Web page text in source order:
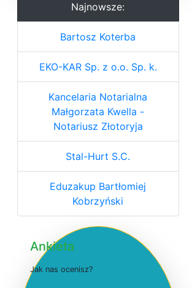
Najnowsze:
Bartosz Koterba
EKO-KAR Sp. z o.o. Sp. k.
Kancelaria Notarialna
Małgorzata Kwella -
Notariusz Złotoryja
Stal-Hurt S.C.
Eduzakup Bartłomiej
Kobrzyński
Ankieta
Jak nas ocenisz?